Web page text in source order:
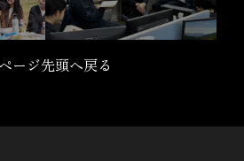
ージ先頭へ戻る